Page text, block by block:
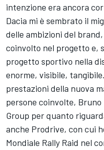
intenzione era ancora
Dacia mi è sembrato il
delle ambizioni del
coinvolto nel progetto e,
progetto sportivo nella
enorme, visibile,
prestazioni della nuova
persone coinvolte, Bruno
Group per quanto
anche Prodrive, con cui
Mondiale Rally Raid nel